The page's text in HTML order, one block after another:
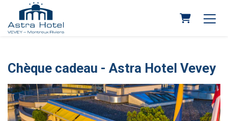
Panier
Chèque cadeau - Astra Hotel Vevey